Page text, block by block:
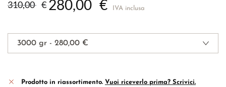
310,00 € 280,00 € IVA inclusa
Prodotto in riassortimento. Vuoi riceverlo prima? Scrivici.